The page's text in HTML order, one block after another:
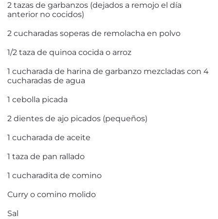
2 tazas de garbanzos (dejados a remojo el día
anterior no cocidos)
2 cucharadas soperas de remolacha en polvo
1/2 taza de quinoa cocida o arroz
1 cucharada de harina de garbanzo mezcladas con 4
cucharadas de agua
1 cebolla picada
2 dientes de ajo picados (pequeños)
1 cucharada de aceite
1 taza de pan rallado
1 cucharadita de comino
Curry o comino molido
Sal